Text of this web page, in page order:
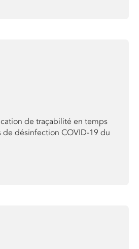
de traçabilité en temps
de désinfection COVID-19 du